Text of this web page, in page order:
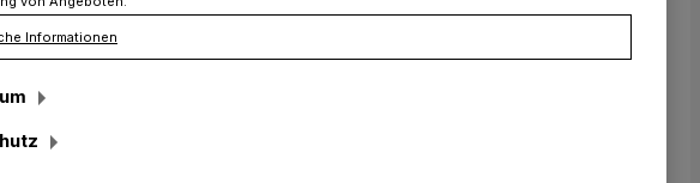
wir das mit so wenig Arbeit
uns wirklich keine Steine in den Weg
der zusammen mit Laura Finck und
Informationen